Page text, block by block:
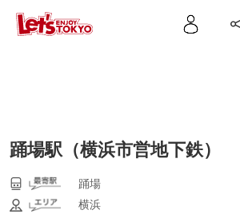
踊場駅（横浜市営地下鉄）
踊場
横浜